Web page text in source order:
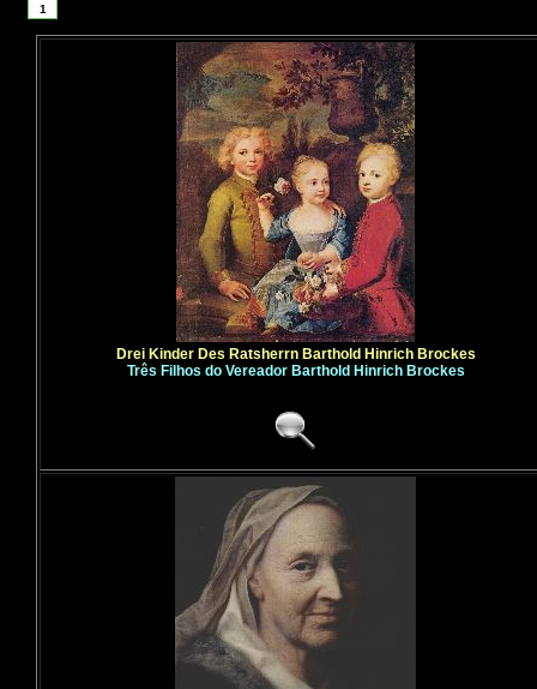
1
Drei Kinder Des Ratsherrn Barthold Hinrich Brockes
Três Filhos do Vereador Barthold Hinrich Brockes